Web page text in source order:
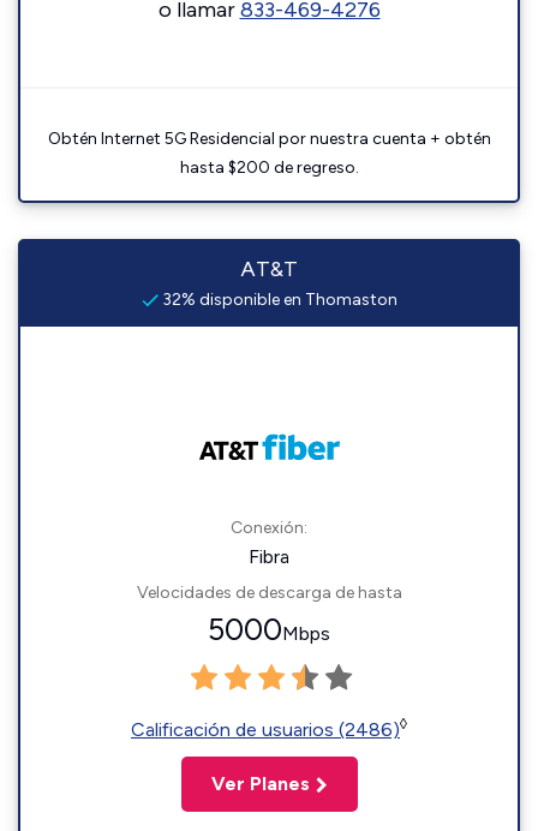
o llamar833-469-4276
Obtén Internet 5G Residencial por nuestra cuenta + obtén
hasta $200 de regreso.
AT&T
32% disponible en Thomaston
Conexión:
Fibra
Velocidades de descarga de hasta
5000Mbps
Calificación de usuarios (2486)◊
Ver Planes